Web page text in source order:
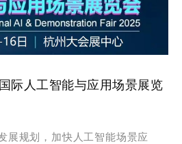
际人工智能与应用场景展览
展规划，加快人工智能场景应